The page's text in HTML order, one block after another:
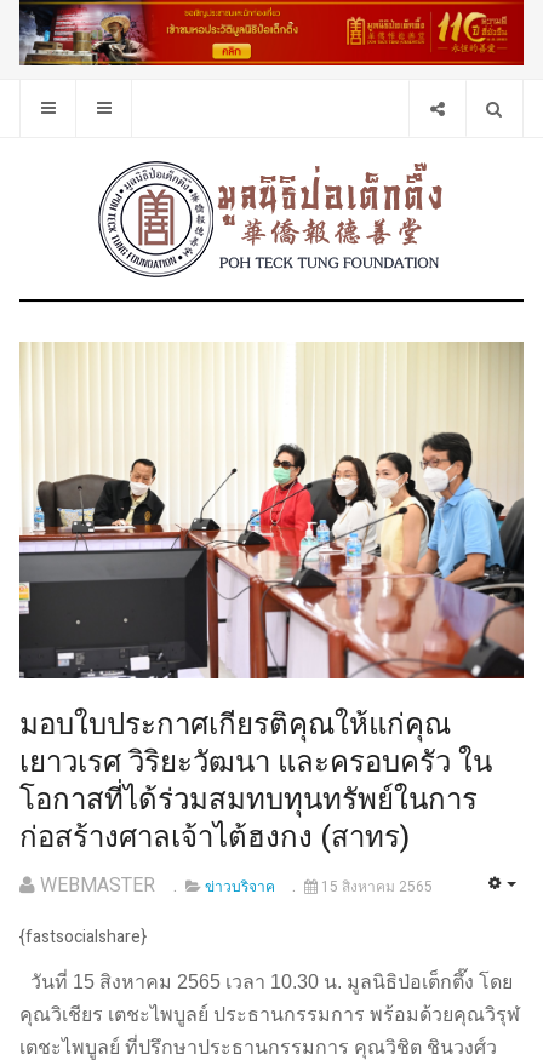
มอบใบประกาศเกียรติคุณให้แก่คุณ
เยาวเรศ วิริยะวัฒนา และครอบครัว ใน
โอกาสที่ได้ร่วมสมทบทุนทรัพย์ในการ
ก่อสร้างศาลเจ้าไต้ฮงกง (สาทร)
WEBMASTER ข่าวบริจาค 15 สิงหาคม 2565
{fastsocialshare}
วันที่ 15 สิงหาคม 2565 เวลา 10.30 น. มูลนิธิป่อเต็กตึ๊ง โดย
คุณวิเชียร เตชะไพบูลย์ ประธานกรรมการ พร้อมด้วยคุณวิรุฬ
เตชะไพบูลย์ ที่ปรึกษาประธานกรรมการ คุณวิชิต ชินวงศ์ว